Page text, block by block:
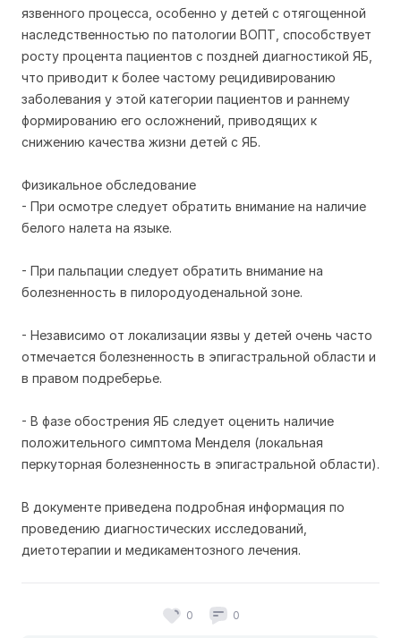
язвенного процесса, особенно у детей с отягощенной
наследственностью по патологии ВОПТ, способствует
росту процента пациентов с поздней диагностикой ЯБ,
что приводит к более частому рецидивированию
заболевания у этой категории пациентов и раннему
формированию его осложнений, приводящих к
снижению качества жизни детей с ЯБ.
Физикальное обследование
- При осмотре следует обратить внимание на наличие
белого налета на языке.
- При пальпации следует обратить внимание на
болезненность в пилородуоденальной зоне.
- Независимо от локализации язвы у детей очень часто
отмечается болезненность в эпигастральной области и
в правом подреберье.
- В фазе обострения ЯБ следует оценить наличие
положительного симптома Менделя (локальная
перкуторная болезненность в эпигастральной области).
В документе приведена подробная информация по
проведению диагностических исследований,
диетотерапии и медикаментозного лечения.
0 0